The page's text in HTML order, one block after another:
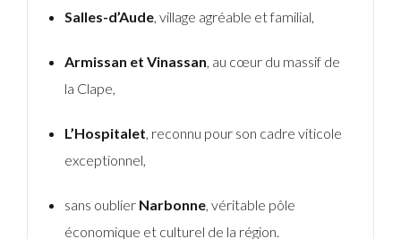
Salles-d’Aude, village agréable et familial,
Armissan et Vinassan, au cœur du massif de
la Clape,
L’Hospitalet, reconnu pour son cadre viticole
exceptionnel,
sans oublier Narbonne, véritable pôle
économique et culturel de la région.